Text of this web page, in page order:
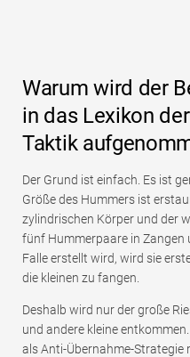
Warum wird der
in das Lexikon
Taktik
Der Grund ist einfach. Es ist
Größe des Hummers ist
zylindrischen Körper und der
fünf Hummerpaare in Zangen
Falle erstellt wird, wird sie
die kleinen zu fangen.
Deshalb wird nur der große
und andere kleine
als Anti-Übernahme-Strategie